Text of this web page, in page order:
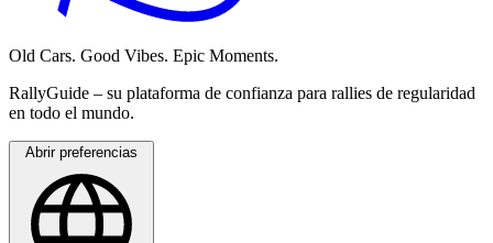
Old Cars. Good Vibes. Epic Moments.
RallyGuide – su plataforma de confianza para rallies de regularidad
en todo el mundo.
Abrir preferencias